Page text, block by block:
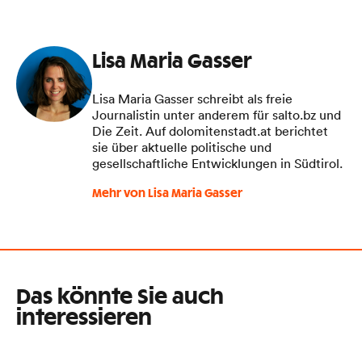
Lisa Maria Gasser
Lisa Maria Gasser schreibt als freie
Journalistin unter anderem für salto.bz und
Die Zeit. Auf dolomitenstadt.at berichtet
sie über aktuelle politische und
gesellschaftliche Entwicklungen in Südtirol.
Mehr von Lisa Maria Gasser
Das könnte Sie auch
interessieren